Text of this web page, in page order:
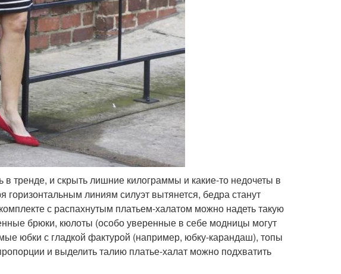
тренде, и скрыть лишние килограммы и какие-то недочеты в
линиям силуэт вытянется, бедра станут
с распахнутым платьем-халатом можно надеть такую
брюки, кюлоты (особо уверенные в себе модницы могут
юбки с гладкой фактурой (например, юбку-карандаш), топы
и выделить талию платье-халат можно подхватить